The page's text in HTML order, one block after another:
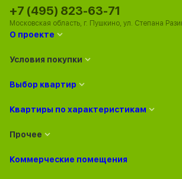
О проекте
Условия покупки
Выбор квартир
Квартиры по характеристикам
Прочее
Коммерческие помещения
+7 (495) 823-63-71
Московская область, г. Пушкино, ул. Степана